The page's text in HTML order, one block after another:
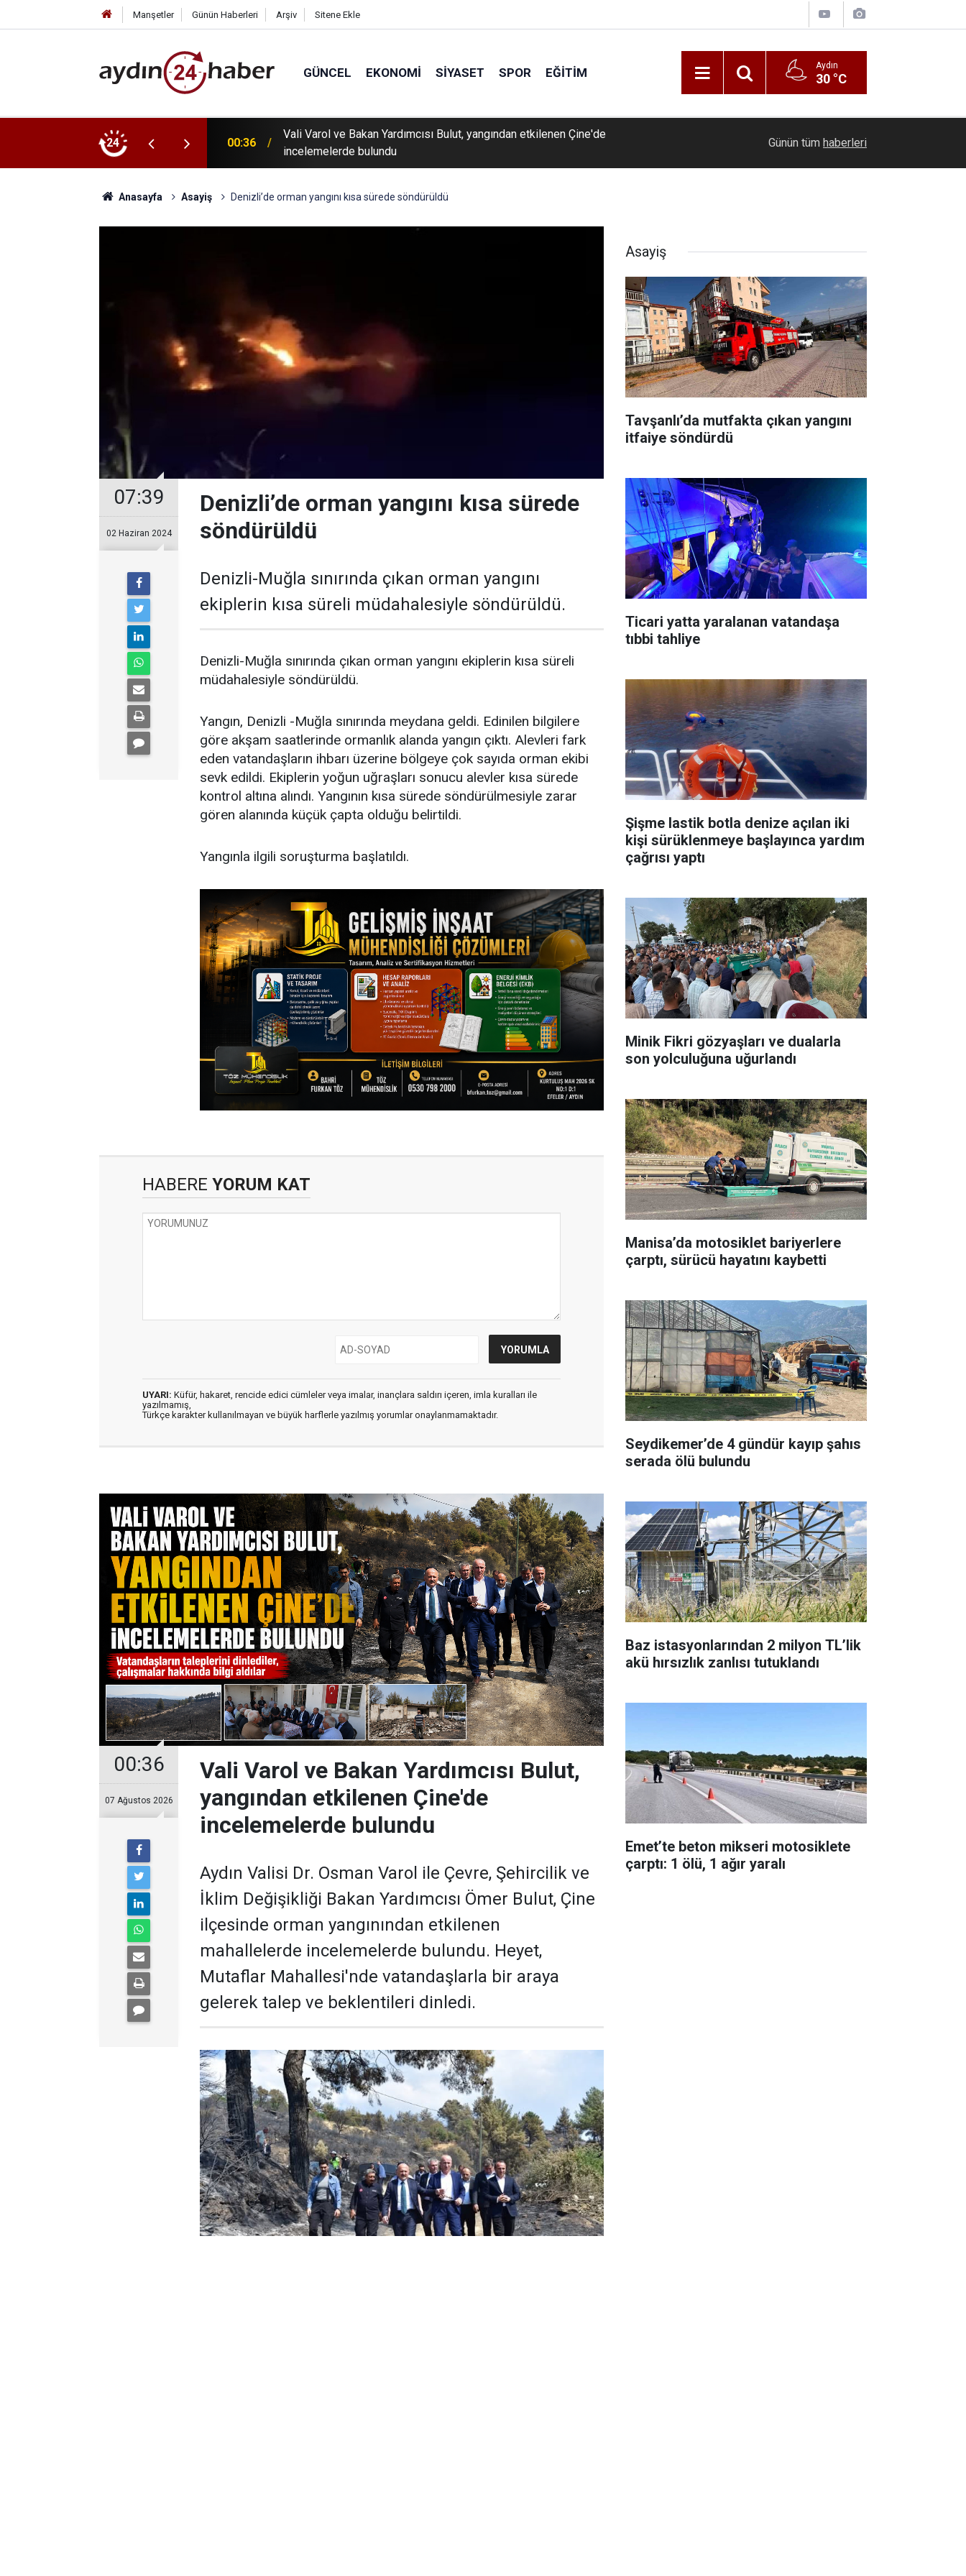
Manşetler Günün Haberleri Arşiv Sitene Ekle
GÜNCEL EKONOMI SIYASET SPOR EĞITIM Aydın
30 °C
24
yangından etkilenen Çine'de
00:20 Ölmeye gör
Bodrum’da bir araya getirdi
Günün tüm haberleri
Anasayfa Asayiş Denizli’de orman yangını kısa sürede söndürüldü
07:39
02 Haziran 2024
Denizli’de orman yangını kısa sürede
söndürüldü
Denizli-Muğla sınırında çıkan orman yangını
ekiplerin kısa süreli müdahalesiyle söndürüldü.
Denizli-Muğla sınırında çıkan orman yangını ekiplerin kısa süreli
müdahalesiyle söndürüldü.
Yangın, Denizli -Muğla sınırında meydana geldi. Edinilen bilgilere
göre akşam saatlerinde ormanlık alanda yangın çıktı. Alevleri fark
eden vatandaşların ihbarı üzerine bölgeye çok sayıda orman ekibi
sevk edildi. Ekiplerin yoğun uğraşları sonucu alevler kısa sürede
kontrol altına alındı. Yangının kısa sürede söndürülmesiyle zarar
gören alanında küçük çapta olduğu belirtildi.
Yangınla ilgili soruşturma başlatıldı.
HABERE YORUM KAT
UYARI: Küfür, hakaret, rencide edici cümleler veya imalar, inançlara saldırı içeren, imla kuralları ile
yazılmamış,
Türkçe karakter kullanılmayan ve büyük harflerle yazılmış yorumlar onaylanmamaktadır.
00:36
07 Ağustos 2026
Vali Varol ve Bakan Yardımcısı Bulut,
yangından etkilenen Çine'de
incelemelerde bulundu
Aydın Valisi Dr. Osman Varol ile Çevre, Şehircilik ve
İklim Değişikliği Bakan Yardımcısı Ömer Bulut, Çine
ilçesinde orman yangınından etkilenen
mahallelerde incelemelerde bulundu. Heyet,
Mutaflar Mahallesi'nde vatandaşlarla bir araya
gelerek talep ve beklentileri dinledi.
Asayiş
Tavşanlı’da mutfakta çıkan yangını
itfaiye söndürdü
Ticari yatta yaralanan vatandaşa
tıbbi tahliye
Şişme lastik botla denize açılan iki
kişi sürüklenmeye başlayınca yardım
çağrısı yaptı
Minik Fikri gözyaşları ve dualarla
son yolculuğuna uğurlandı
Manisa’da motosiklet bariyerlere
çarptı, sürücü hayatını kaybetti
Seydikemer’de 4 gündür kayıp şahıs
serada ölü bulundu
Baz istasyonlarından 2 milyon TL’lik
akü hırsızlık zanlısı tutuklandı
Emet’te beton mikseri motosiklete
çarptı: 1 ölü, 1 ağır yaralı